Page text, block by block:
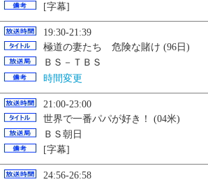
[字幕]
19:30-21:39
極道の妻たち 危険な賭け (96日)
ＢＳ－ＴＢＳ
時間変更
21:00-23:00
世界で一番パパが好き！ (04米)
ＢＳ朝日
[字幕]
24:56-26:58